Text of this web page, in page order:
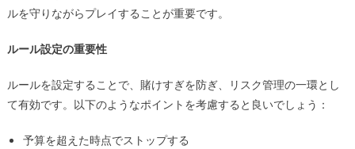
ルを守りながらプレイすることが重要です。
ルール設定の重要性
ルールを設定することで、賭けすぎを防ぎ、リスク管理の一環とし
て有効です。以下のようなポイントを考慮すると良いでしょう：
予算を超えた時点でストップする